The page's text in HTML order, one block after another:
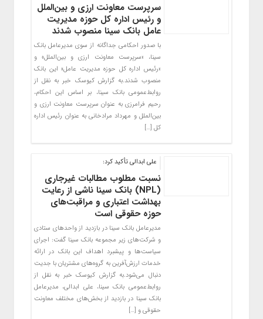
سرپرست معاونت ارزی و بین‌الملل
و رئیس اداره کل حوزه مدیریت
عامل بانک سینا منصوب شدند
با صدور احکامی جداگانه از سوی مدیرعامل بانک
سینا، «سرپرست معاونت ارزی و بین‌الملل» و
«رئیس اداره کل حوزه مدیریت عامل» این بانک
منصوب شدند.به گزارش کیوسک خبر به نقل از
روابط‌عمومی بانک سینا، بر اساس این احکام،
رحیم فرامرزی به عنوان سرپرست معاونت ارزی و
بین‌الملل و مهرداد مرادخانی به عنوان رئیس اداره
کل […]
علی ابدالی تأکید کرد:
نسبت مطلوب مطالبات غیرجاری
(NPL) بانک سینا ناشی از رعایت
بهداشت اعتباری و مراقبت‌های
حوزه حقوقی است
مدیرعامل بانک سینا در بازدید از واحدهای ستادی
و شرکت‌های زیر مجموعه بانک سینا گفت: اجرای
سیاست‌ها و پیشبرد اهداف این بانک در ارائه
خدمات ارزش‌آفرین به گروه‌های مشتریان با جدیت
دنبال می‌شود.به گزارش کیوسک خبر به نقل از
روابط‌عمومی بانک سینا، علی ابدالی، مدیرعامل
بانک سینا در بازدید از بخش‌های مختلف معاونت
حقوقی و […]